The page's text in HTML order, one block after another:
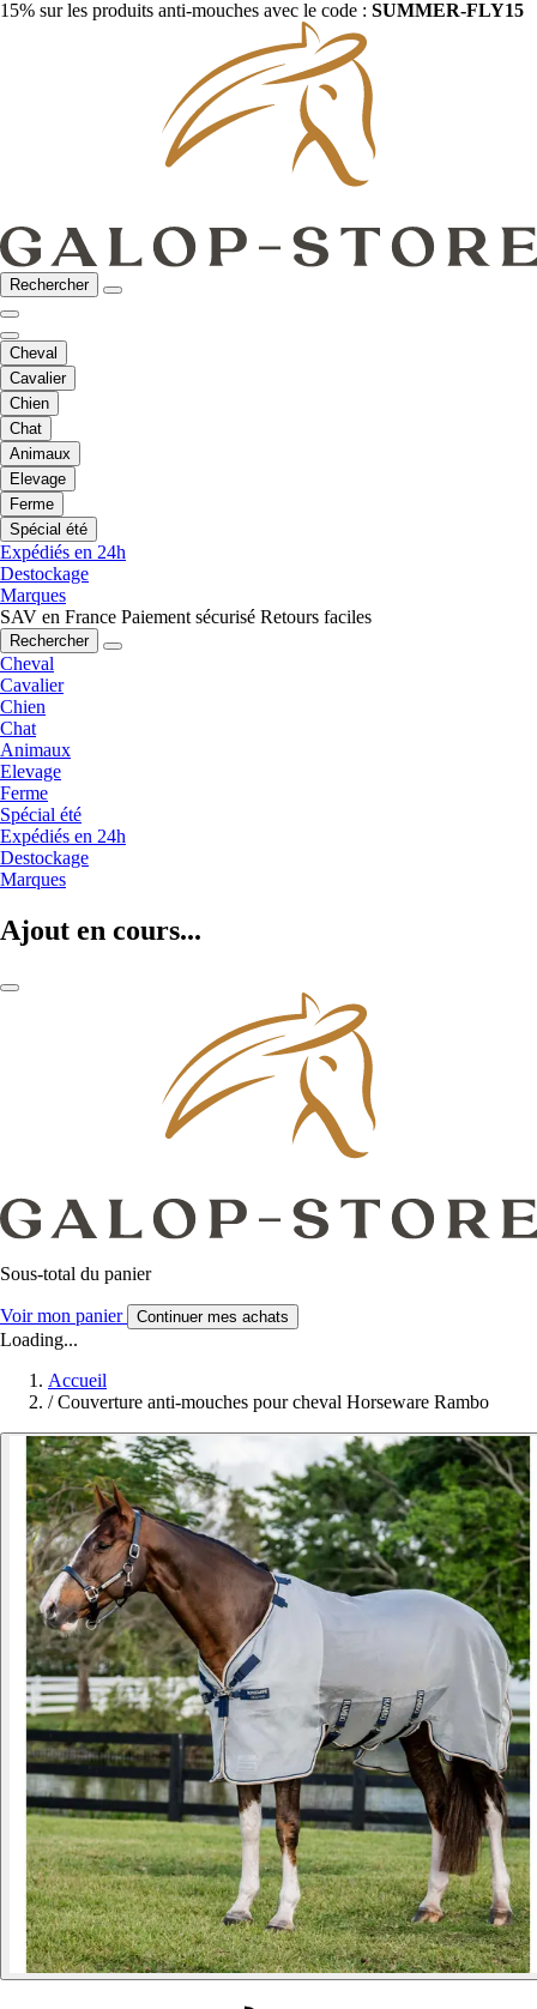
15% sur les produits anti-mouches avec le code : SUMMER-FLY15
Rechercher
Cheval
Cavalier
Chien
Chat
Animaux
Elevage
Ferme
Spécial été
Expédiés en 24h
Destockage
Marques
SAV en France Paiement sécurisé Retours faciles
Rechercher
Cheval
Cavalier
Chien
Chat
Animaux
Elevage
Ferme
Spécial été
Expédiés en 24h
Destockage
Marques
Ajout en cours...
Sous-total du panier
Voir mon panier Continuer mes achats
Loading...
Accueil
/ Couverture anti-mouches pour cheval Horseware Rambo